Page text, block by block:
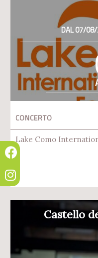
DAL 07/
CONCERTO
Lake Como
Castello